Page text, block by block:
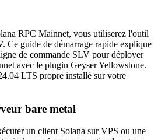
RPC Mainnet, vous utiliserez l'outil
Ce guide de démarrage rapide explique
de commande SLV pour déployer
avec le plugin Geyser Yellowstone.
LTS propre installé sur votre
bare metal
un client Solana sur VPS ou une